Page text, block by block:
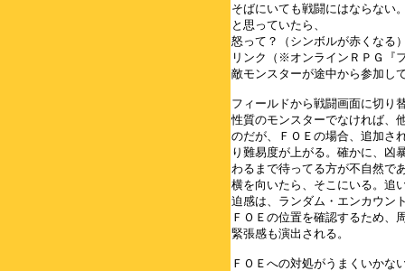
そばにいても戦闘にはならない
と思っていたら、
怒って？（シンボルが赤くなる
リンク（※オンラインＲＰＧ『
敵モンスターが途中から参加し
フィールドから戦闘画面に切り
性質のモンスターでなければ、
のだが、ＦＯＥの場合、追加さ
り難易度が上がる。確かに、凶
わるまで待ってる方が不自然で
横を向いたら、そこにいる。追
迫感は、ランダム・エンカウン
ＦＯＥの位置を確認するため、
緊張感も演出される。
ＦＯＥへの対処がうまくいかな